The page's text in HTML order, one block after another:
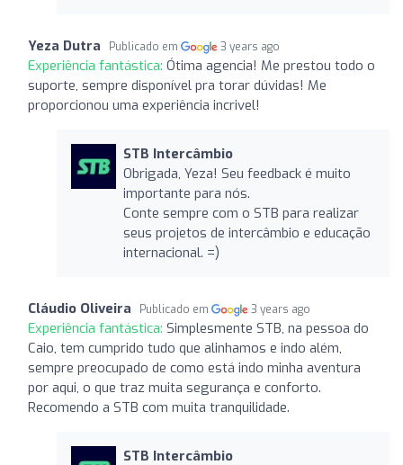
Yeza Dutra Publicado em 3 years ago
Experiência fantástica: Ótima agencia! Me prestou todo o
suporte, sempre disponível pra torar dúvidas! Me
proporcionou uma experiência incrivel!
STB Intercâmbio
Obrigada, Yeza! Seu feedback é muito
importante para nós.
Conte sempre com o STB para realizar
seus projetos de intercâmbio e educação
internacional. =)
Cláudio Oliveira Publicado em 3 years ago
Experiência fantástica: Simplesmente STB, na pessoa do
Caio, tem cumprido tudo que alinhamos e indo além,
sempre preocupado de como está indo minha aventura
por aqui, o que traz muita segurança e conforto.
Recomendo a STB com muita tranquilidade.
STB Intercâmbio